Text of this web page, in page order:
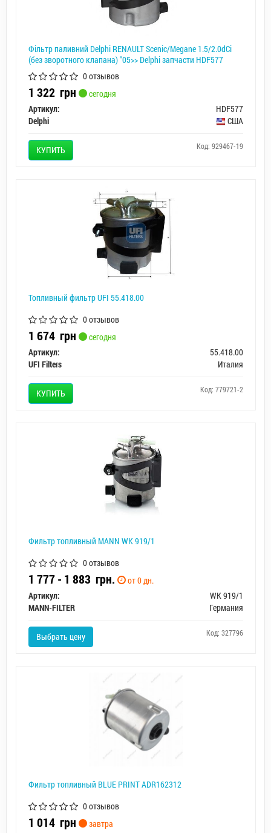
Фільтр паливний Delphi RENAULT Scenic/Megane 1.5/2.0dCi
(без зворотного клапана) "05>> Delphi запчасти HDF577
0 отзывов
1 322 грн
сегодня
Артикул:
HDF577
Delphi
США
КУПИТЬ Код: 929467-19
Топливный фильтр UFI 55.418.00
0 отзывов
1 674 грн
сегодня
Артикул:
55.418.00
UFI Filters
Италия
КУПИТЬ Код: 779721-2
Фильтр топливный MANN WK 919/1
0 отзывов
1 777 - 1 883 грн.
от 0 дн.
Артикул:
WK 919/1
MANN-FILTER
Германия
Выбрать цену Код: 327796
Фильтр топливный BLUE PRINT ADR162312
0 отзывов
1 014 грн завтра